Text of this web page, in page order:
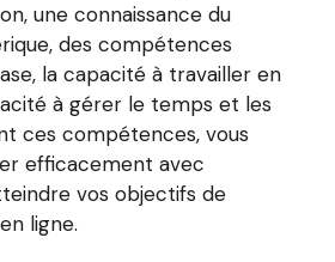
une connaissance du
des compétences
la capacité à travailler en
à gérer le temps et les
ces compétences, vous
efficacement avec
vos objectifs de
ligne.